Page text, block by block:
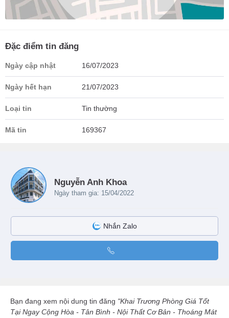
Đặc điểm tin đăng
Ngày cập nhật 16/07/2023
Ngày hết hạn 21/07/2023
Loại tin Tin thường
Mã tin 169367
Nguyễn Anh Khoa
Ngày tham gia: 15/04/2022
Nhắn Zalo
Bạn đang xem nội dung tin đăng "Khai Trương Phòng Giá Tốt
Tại Ngay Cộng Hòa - Tân Bình - Nội Thất Cơ Bản - Thoáng Mát